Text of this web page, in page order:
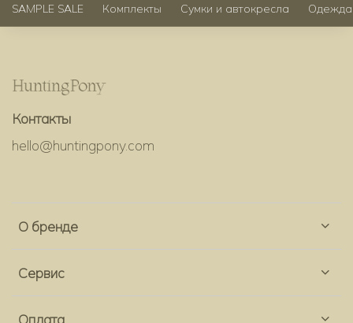
SAMPLE SALE Комплекты Сумки и автокресла Одежда
О бренде
Сервис
Оплата
Контакты
hello@huntingpony.com